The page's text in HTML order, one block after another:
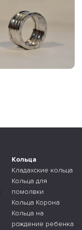
Кольца
Кладахские кольца
Кольца для
помолвки
Кольца Корона
Кольца на
рождение ребенка